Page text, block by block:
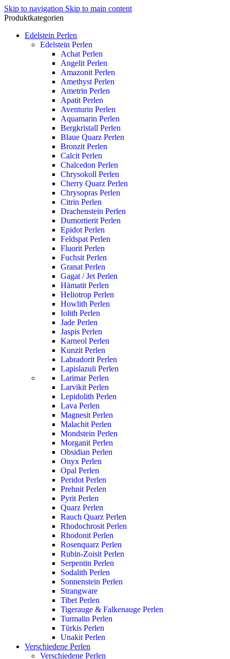
Skip to navigation Skip to main content
Produktkategorien
Edelstein Perlen
Edelstein Perlen
Achat Perlen
Angelit Perlen
Amazonit Perlen
Amethyst Perlen
Ametrin Perlen
Apatit Perlen
Aventurin Perlen
Aquamarin Perlen
Bergkristall Perlen
Blaue Quarz Perlen
Bronzit Perlen
Calcit Perlen
Chalcedon Perlen
Chrysokoll Perlen
Cherry Quarz Perlen
Chrysopras Perlen
Citrin Perlen
Drachenstein Perlen
Dumortierit Perlen
Epidot Perlen
Feldspat Perlen
Fluorit Perlen
Fuchsit Perlen
Granat Perlen
Gagat / Jet Perlen
Hämatit Perlen
Heliotrop Perlen
Howlith Perlen
Iolith Perlen
Jade Perlen
Jaspis Perlen
Karneol Perlen
Kunzit Perlen
Labradorit Perlen
Lapislazuli Perlen
Larimar Perlen
Larvikit Perlen
Lepidolith Perlen
Lava Perlen
Magnesit Perlen
Malachit Perlen
Mondstein Perlen
Morganit Perlen
Obsidian Perlen
Onyx Perlen
Opal Perlen
Peridot Perlen
Prehnit Perlen
Pyrit Perlen
Quarz Perlen
Rauch Quarz Perlen
Rhodochrosit Perlen
Rhodonit Perlen
Rosenquarz Perlen
Rubin-Zoisit Perlen
Serpentin Perlen
Sodalith Perlen
Sonnenstein Perlen
Strangware
Tibet Perlen
Tigerauge & Falkenauge Perlen
Turmalin Perlen
Türkis Perlen
Unakit Perlen
Verschiedene Perlen
Verschiedene Perlen